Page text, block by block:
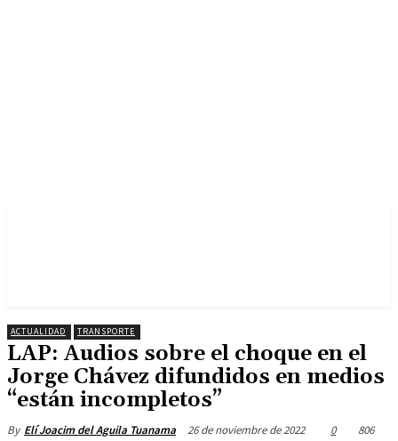
ACTUALIDAD TRANSPORTE
LAP: Audios sobre el choque en el
Jorge Chávez difundidos en medios
“están incompletos”
By Elí Joacim del Aguila Tuanama 26 de noviembre de 2022 0 806